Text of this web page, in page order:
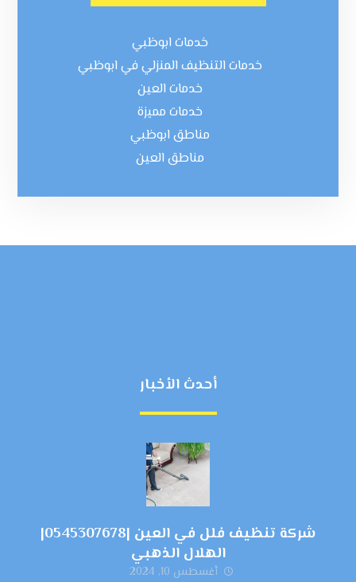
خدمات ابوظبي
خدمات التنظيف المنزلي في ابوظبي
خدمات العين
خدمات مميزة
مناطق ابوظبي
مناطق العين
أحدث الأخبار
شركة تنظيف فلل في العين |0545307678|
الهلال الذهبي
أغسطس 10, 2024